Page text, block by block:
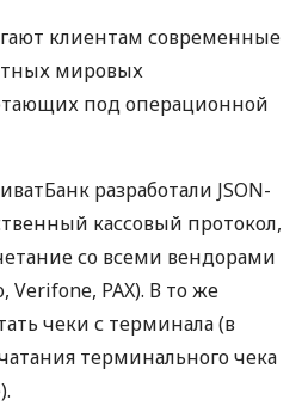
клиентам современные
мировых
под операционной
разработали JSON-
кассовый протокол,
со всеми вендорами
Verifone, PAX). В то же
чеки с терминала (в
терминального чека